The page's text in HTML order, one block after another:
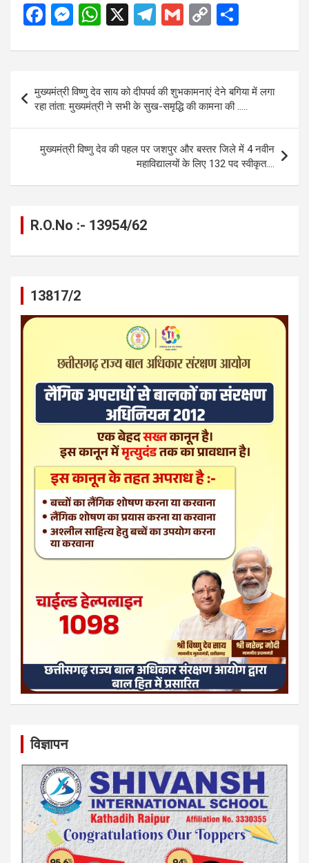
F
ce
b
o
o
k
M
se
n
g
er
W
at
A
p
p
X
T
e
gr
a
m
G
ail
C
py
Li
n
k
ar
e
navigation
मुख्यमंत्री विष्णु देव साय को दीपपर्व की शुभकामनाएं देने बगिया में लगा
रहा तांता: मुख्यमंत्री ने सभी के सुख-समृद्धि की कामना की …..
मुख्यमंत्री विष्णु देव की पहल पर जशपुर और बस्तर जिले में 4 नवीन
महाविद्यालयों के लिए 132 पद स्वीकृत….
R.O.No :- 13954/62
13817/2
विज्ञापन